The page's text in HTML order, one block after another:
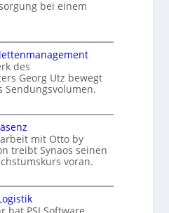
bei einem
des
Georg Utz bewegt
Sendungsvolumen.
mit Otto by
treibt Synaos seinen
voran.